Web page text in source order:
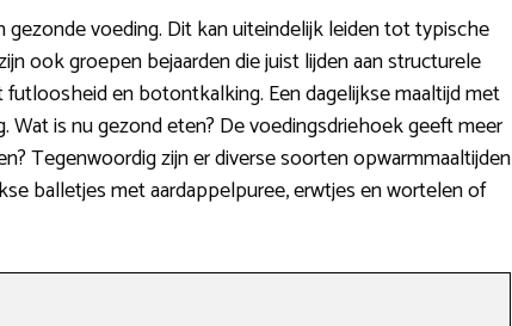
voeding. Dit kan uiteindelijk leiden tot typische
ook groepen bejaarden die juist lijden aan structurele
en botontkalking. Een dagelijkse maaltijd met
is nu gezond eten? De voedingsdriehoek geeft meer
Tegenwoordig zijn er diverse soorten opwarmmaaltijden
balletjes met aardappelpuree, erwtjes en wortelen of